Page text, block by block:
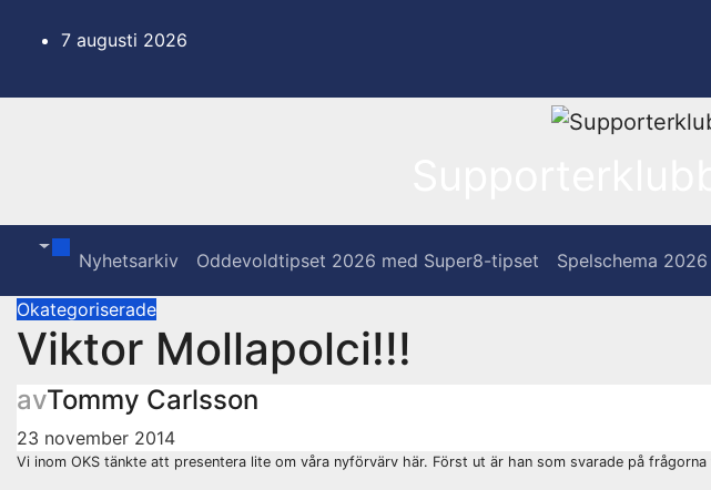
7 augusti 2026
Nyhetsarkiv Oddevoldtipset 2026 med Super8-tipset Spelschema 2026
Okategoriserade
Viktor Mollapolci!!!
avTommy Carlsson
23 november 2014
Vi inom OKS tänkte att presentera lite om våra nyförvärv här. Först ut är han som svarade på